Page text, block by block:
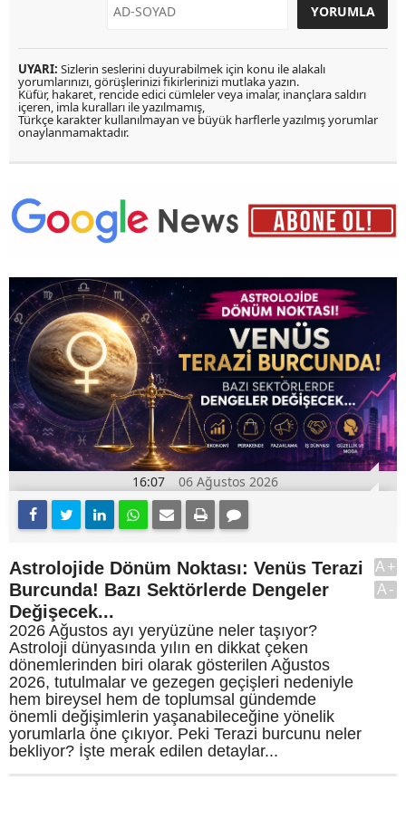
UYARI: Sizlerin seslerini duyurabilmek için konu ile alakalı
yorumlarınızı, görüşlerinizi fikirlerinizi mutlaka yazın.
Küfür, hakaret, rencide edici cümleler veya imalar, inançlara saldırı
içeren, imla kuralları ile yazılmamış,
Türkçe karakter kullanılmayan ve büyük harflerle yazılmış yorumlar
onaylanmamaktadır.
16:07 06 Ağustos 2026
Astrolojide Dönüm Noktası: Venüs Terazi
Burcunda! Bazı Sektörlerde Dengeler
Değişecek...
2026 Ağustos ayı yeryüzüne neler taşıyor?
Astroloji dünyasında yılın en dikkat çeken
dönemlerinden biri olarak gösterilen Ağustos
2026, tutulmalar ve gezegen geçişleri nedeniyle
hem bireysel hem de toplumsal gündemde
önemli değişimlerin yaşanabileceğine yönelik
yorumlarla öne çıkıyor. Peki Terazi burcunu neler
bekliyor? İşte merak edilen detaylar...
A+
A-